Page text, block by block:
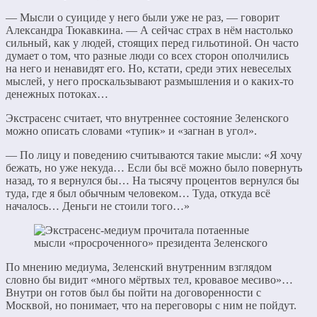
— Мысли о суициде у него были уже не раз, — говорит
Александра Тюкавкина. — А сейчас страх в нём настолько
сильный, как у людей, стоящих перед гильотиной. Он часто
думает о том, что разные люди со всех сторон ополчились
на него и ненавидят его. Но, кстати, среди этих невеселых
мыслей, у него проскальзывают размышления и о каких-то
денежных потоках…
Экстрасенс считает, что внутреннее состояние Зеленского
можно описать словами «тупик» и «загнан в угол».
— По лицу и поведению считываются такие мысли: «Я хочу
бежать, но уже некуда… Если бы всё можно было повернуть
назад, то я вернулся бы… На тысячу процентов вернулся бы
туда, где я был обычным человеком… Туда, откуда всё
началось… Деньги не стоили того…»
По мнению медиума, Зеленский внутренним взглядом
словно бы видит «много мёртвых тел, кровавое месиво»…
Внутри он готов был бы пойти на договоренности с
Москвой, но понимает, что на переговоры с ним не пойдут.